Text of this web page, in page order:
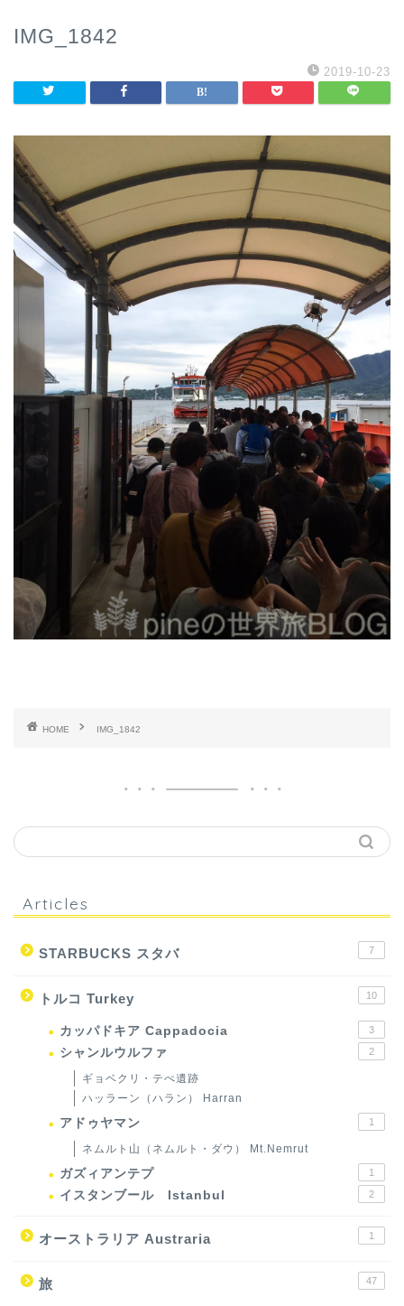
IMG_1842
2019-10-23
HOME IMG_1842
Articles
STARBUCKS スタバ 7
トルコ Turkey 10
カッパドキア Cappadocia 3
シャンルウルファ 2
ギョベクリ・テぺ遺跡
ハッラーン（ハラン） Harran
アドゥヤマン 1
ネムルト山（ネムルト・ダウ） Mt.Nemrut
ガズィアンテプ 1
イスタンブール Istanbul 2
オーストラリア Austraria 1
旅 47